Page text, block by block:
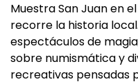
Muestra San Juan en
recorre la historia
espectáculos de
sobre numismática y
recreativas pensadas